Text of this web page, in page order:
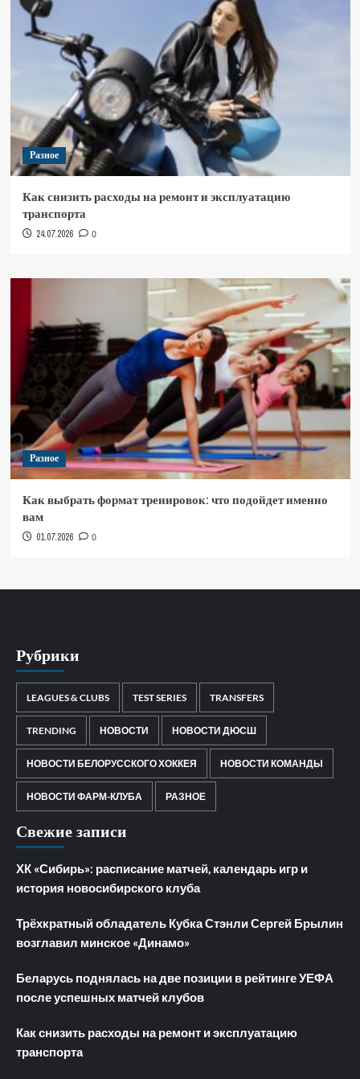
Разное
Как снизить расходы на ремонт и эксплуатацию
транспорта
24.07.2026 0
Разное
Как выбрать формат тренировок: что подойдет именно
вам
01.07.2026 0
Рубрики
LEAGUES & CLUBS TEST SERIES TRANSFERS
TRENDING НОВОСТИ НОВОСТИ ДЮСШ
НОВОСТИ БЕЛОРУССКОГО ХОККЕЯ НОВОСТИ КОМАНДЫ
НОВОСТИ ФАРМ-КЛУБА РАЗНОЕ
Свежие записи
ХК «Сибирь»: расписание матчей, календарь игр и
история новосибирского клуба
Трёхкратный обладатель Кубка Стэнли Сергей Брылин
возглавил минское «Динамо»
Беларусь поднялась на две позиции в рейтинге УЕФА
после успешных матчей клубов
Как снизить расходы на ремонт и эксплуатацию
транспорта